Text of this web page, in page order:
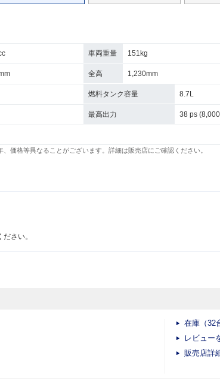
車両重量 151kg
全高 1,230mm
燃料タンク容量 8.7L
最高出力 38 ps
価格等異なることがございます。詳細は販売店にご確認ください。
さい。
在庫（32
レビュー
販売店詳